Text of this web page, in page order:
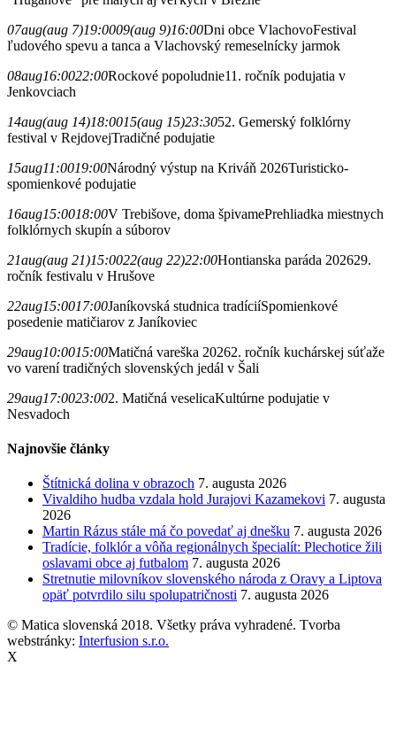
07aug(aug 7)19:0009(aug 9)16:00Dni obce VlachovoFestival
ľudového spevu a tanca a Vlachovský remeselnícky jarmok
08aug16:0022:00Rockové popoludnie11. ročník podujatia v
Jenkovciach
14aug(aug 14)18:0015(aug 15)23:3052. Gemerský folklórny
festival v RejdovejTradičné podujatie
15aug11:0019:00Národný výstup na Kriváň 2026Turisticko-
spomienkové podujatie
16aug15:0018:00V Trebišove, doma špivamePrehliadka miestnych
folklórnych skupín a súborov
21aug(aug 21)15:0022(aug 22)22:00Hontianska paráda 202629.
ročník festivalu v Hrušove
22aug15:0017:00Janíkovská studnica tradíciíSpomienkové
posedenie matičiarov z Janíkoviec
29aug10:0015:00Matičná vareška 20262. ročník kuchárskej súťaže
vo varení tradičných slovenských jedál v Šali
29aug17:0023:002. Matičná veselicaKultúrne podujatie v
Nesvadoch
Najnovšie články
Štítnická dolina v obrazoch 7. augusta 2026
Vivaldiho hudba vzdala hold Jurajovi Kazamekovi 7. augusta
2026
Martin Rázus stále má čo povedať aj dnešku 7. augusta 2026
Tradície, folklór a vôňa regionálnych špecialít: Plechotice žili
oslavami obce aj futbalom 7. augusta 2026
Stretnutie milovníkov slovenského národa z Oravy a Liptova
opäť potvrdilo silu spolupatričnosti 7. augusta 2026
© Matica slovenská 2018. Všetky práva vyhradené. Tvorba
webstránky: Interfusion s.r.o.
X